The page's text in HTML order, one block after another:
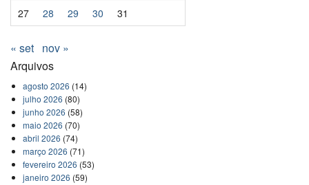
27 28 29 30 31
« set nov »
Arquivos
agosto 2026 (14)
julho 2026 (80)
junho 2026 (58)
maio 2026 (70)
abril 2026 (74)
março 2026 (71)
fevereiro 2026 (53)
janeiro 2026 (59)